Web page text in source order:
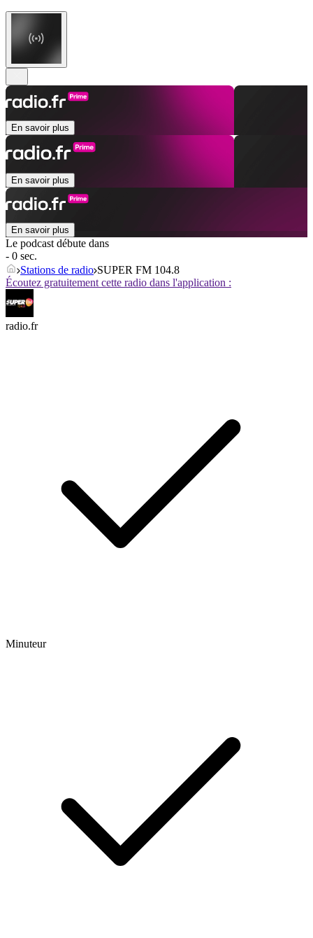
En savoir plus
En savoir plus
En savoir plus
Le podcast débute dans
- 0 sec.
Stations de radio SUPER FM 104.8
Écoutez gratuitement cette radio dans l'application :
radio.fr
Minuteur